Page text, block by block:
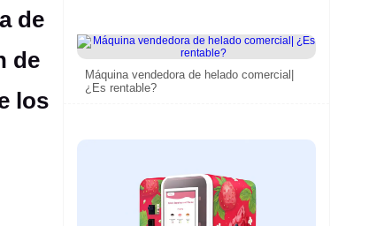
de
de
los
Máquina vendedora de helado comercial|
¿Es rentable?